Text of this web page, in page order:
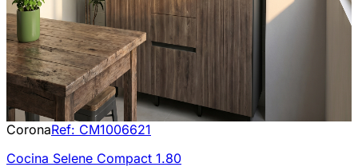
CoronaRef: CM1006621
Cocina Selene Compact 1.80